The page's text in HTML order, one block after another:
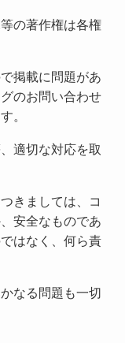
の著作権は各権
掲載に問題があ
のお問い合わせ
。
適切な対応を取
きましては、コ
安全なものであ
はなく、何ら責
なる問題も一切